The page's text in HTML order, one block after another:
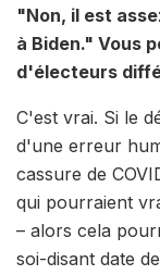
"Non, il est
à Biden." Vous
d'électeurs
C'est vrai. Si le
d'une erreur
cassure de
qui pourraient
– alors cela
soi-disant date